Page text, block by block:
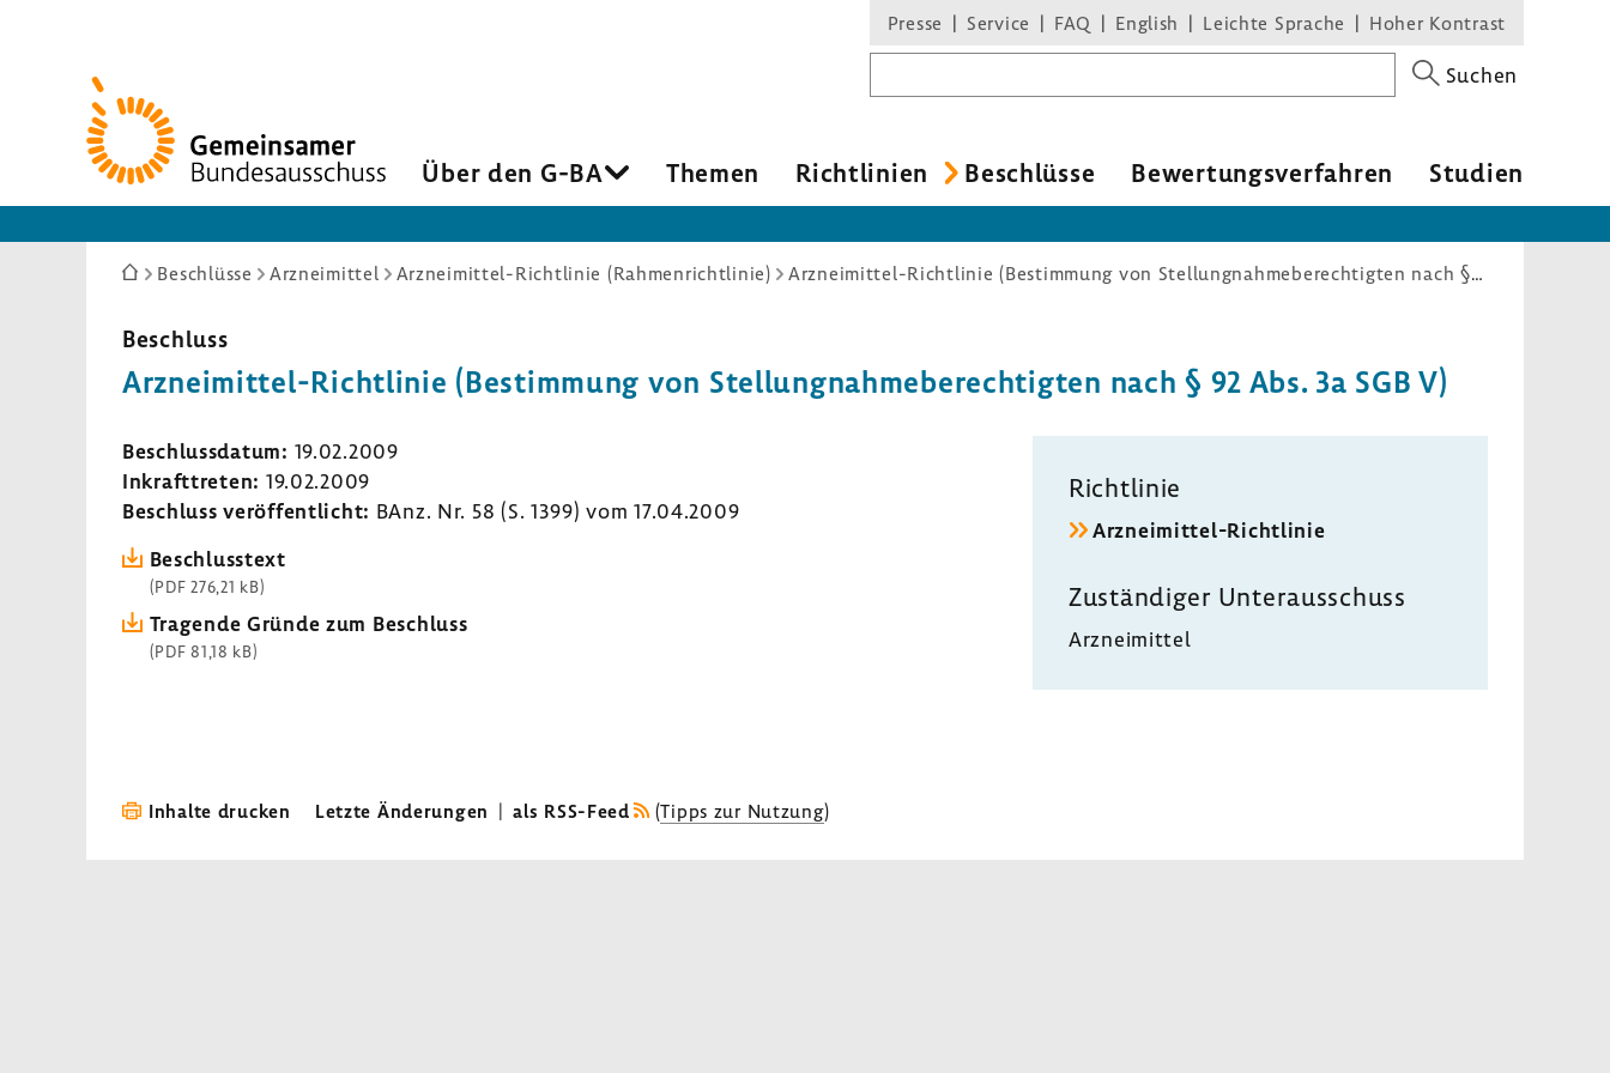
Zur
Startseite
Presse Service FAQ English Leichte Sprache Hoher Kontrast
Suchen
Über den G-BA Themen Richt­li­nien Beschlüsse Bewer­tungs­ver­fahren Studien
Sie
hier:
Beschlüsse Arzneimittel Arzneimittel-Richtlinie (Rahmenrichtlinie) Arzneimittel-Richtlinie (Bestimmung von Stellungnahmeberechtigten nach § 92 Abs. 3a SGB V)
Beschluss
Arzneimittel-​Richtlinie (Bestim­mung von Stel­lung­nah­me­be­rech­tigten nach § 92 Abs. 3a SGB V)
Beschluss­datum: 19.02.2009
Inkraft­treten: 19.02.2009
Beschluss veröf­fent­licht: BAnz. Nr. 58 (S. 1399) vom 17.04.2009
Beschluss­text
(PDF 276,21 kB)
Tragende Gründe zum Beschluss
(PDF 81,18 kB)
Richt­linie
Arzneimittel-​Richtlinie
Zustän­diger Unter­aus­schuss
Arznei­mittel
Inhalte drucken Letzte Änderungen | als RSS-Feed (Tipps zur Nutzung)